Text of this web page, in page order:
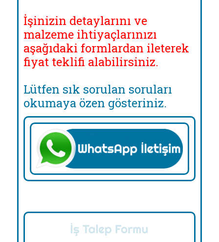
İşinizin detaylarını ve
malzeme ihtiyaçlarınızı
aşağıdaki formlardan ileterek
fiyat teklifi alabilirsiniz.
Lütfen sık sorulan soruları
okumaya özen gösteriniz.